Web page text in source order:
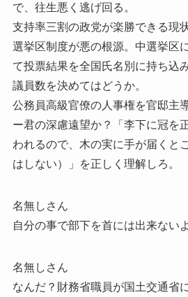
で、往生悪く逃げ回る。
支持率三割の政党が楽勝できる現
選挙区制度が悪の根源。中選挙区
て投票結果を全国氏名別に持ち込
議員数を決めてはどうか。
公務員高級官僚の人事権を官邸主
ー君の深慮遠望か？「李下に冠を
われるので、木の実に手が届くと
はしない）」を正しく理解しろ。
名無しさん
自分の事で部下を首には出来ないよ
名無しさん
なんだ？財務省職員が国土交通省